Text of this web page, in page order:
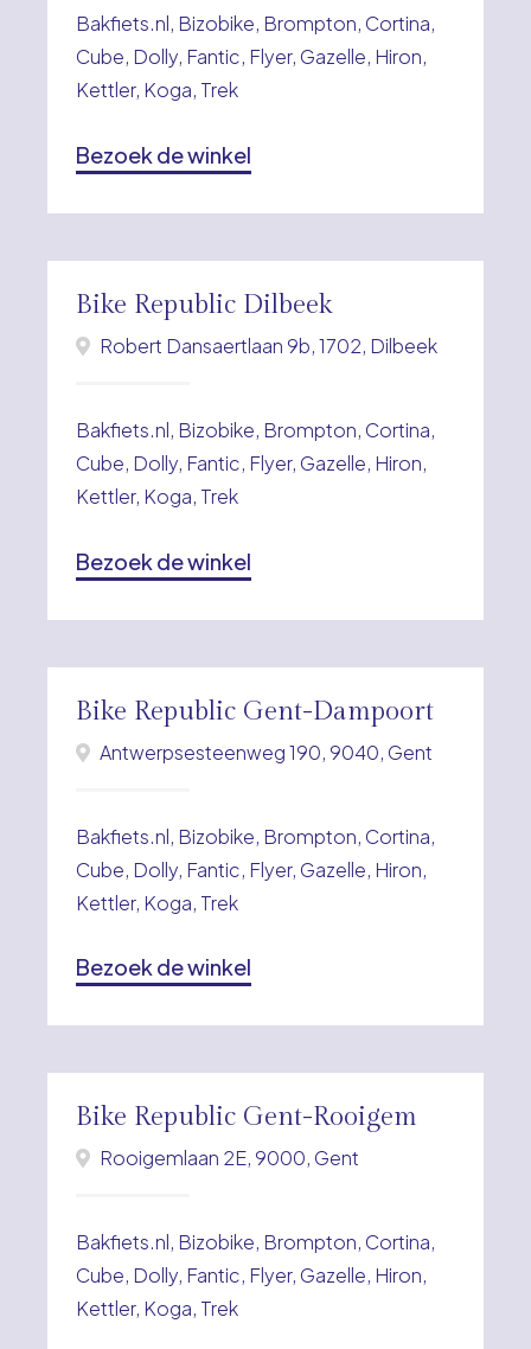
Bakfiets.nl, Bizobike, Brompton, Cortina,
Cube, Dolly, Fantic, Flyer, Gazelle, Hiron,
Kettler, Koga, Trek
Bezoek de winkel
Bike Republic Dilbeek
Robert Dansaertlaan 9b, 1702, Dilbeek
Bakfiets.nl, Bizobike, Brompton, Cortina,
Cube, Dolly, Fantic, Flyer, Gazelle, Hiron,
Kettler, Koga, Trek
Bezoek de winkel
Bike Republic Gent-Dampoort
Antwerpsesteenweg 190, 9040, Gent
Bakfiets.nl, Bizobike, Brompton, Cortina,
Cube, Dolly, Fantic, Flyer, Gazelle, Hiron,
Kettler, Koga, Trek
Bezoek de winkel
Bike Republic Gent-Rooigem
Rooigemlaan 2E, 9000, Gent
Bakfiets.nl, Bizobike, Brompton, Cortina,
Cube, Dolly, Fantic, Flyer, Gazelle, Hiron,
Kettler, Koga, Trek